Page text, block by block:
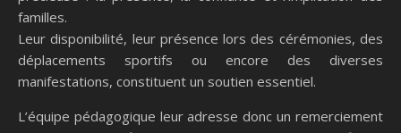
familles.
Leur disponibilité, leur présence lors des cérémonies, des
déplacements sportifs ou encore des diverses
manifestations, constituent un soutien essentiel.
L’équipe pédagogique leur adresse donc un remerciement